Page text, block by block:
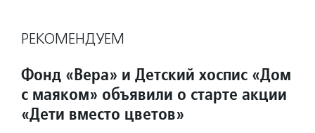
РЕКОМЕНДУЕМ
Фонд «Вера» и Детский хоспис «Дом
с маяком» объявили о старте акции
«Дети вместо цветов»